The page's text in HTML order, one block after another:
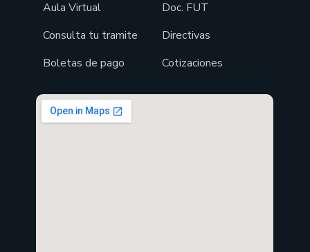
Aula Virtual
Consulta tu tramite
Boletas de pago
Doc. FUT
Directivas
Cotizaciones